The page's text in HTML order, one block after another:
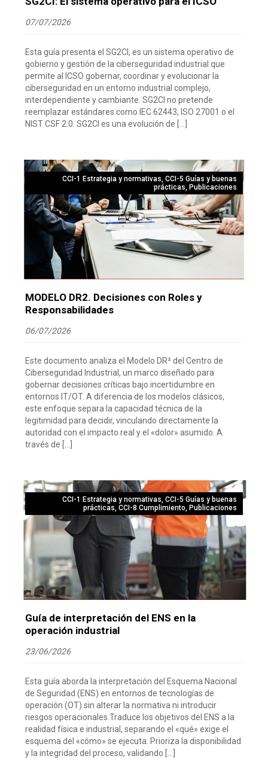
07/07/2026
Esta guía presenta el SG2CI, es un sistema operativo de
gobierno y gestión de la ciberseguridad industrial que
permite al ICSO gobernar, coordinar y evolucionar la
ciberseguridad en un entorno industrial complejo,
interdependiente y cambiante. SG2CI no pretende
reemplazar estándares como IEC 62443, ISO 27001 o el
NIST CSF 2.0. SG2CI es una evolución de […]
CCI-1 Estrategia y normativas, CCI-5 Guías y buenas
prácticas, Publicaciones
MODELO DR2. Decisiones con Roles y
Responsabilidades
06/07/2026
Este documento analiza el Modelo DR² del Centro de
Ciberseguridad Industrial, un marco diseñado para
gobernar decisiones críticas bajo incertidumbre en
entornos IT/OT. A diferencia de los modelos clásicos,
este enfoque separa la capacidad técnica de la
legitimidad para decidir, vinculando directamente la
autoridad con el impacto real y el «dolor» asumido. A
través de […]
CCI-1 Estrategia y normativas, CCI-5 Guías y buenas
prácticas, CCI-8 Cumplimiento, Publicaciones
Guía de interpretación del ENS en la
operación industrial
23/06/2026
Esta guía aborda la interpretación del Esquema Nacional
de Seguridad (ENS) en entornos de tecnologías de
operación (OT) sin alterar la normativa ni introducir
riesgos operacionales.Traduce los objetivos del ENS a la
realidad física e industrial, separando el «qué» exige el
esquema del «cómo» se ejecuta. Prioriza la disponibilidad
y la integridad del proceso, validando […]